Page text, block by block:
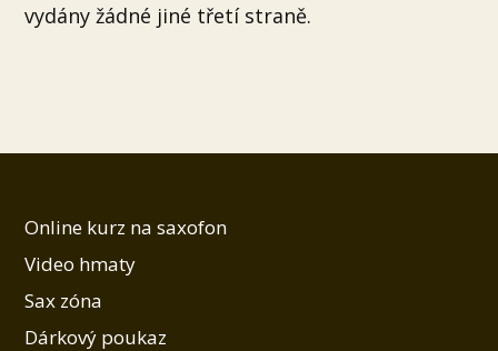
vydány žádné jiné třetí straně.
Online kurz na saxofon
Video hmaty
Sax zóna
Dárkový poukaz